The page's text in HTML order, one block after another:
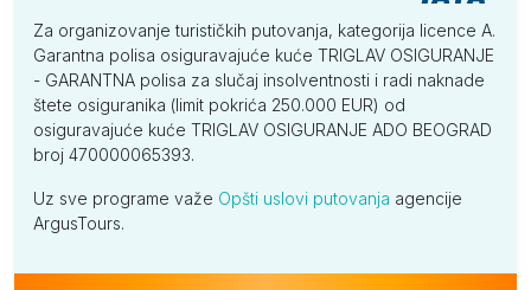
Za organizovanje turističkih putovanja, kategorija licence A.
Garantna polisa osiguravajuće kuće TRIGLAV OSIGURANJE
- GARANTNA polisa za slučaj insolventnosti i radi naknade
štete osiguranika (limit pokrića 250.000 EUR) od
osiguravajuće kuće TRIGLAV OSIGURANJE ADO BEOGRAD
broj 470000065393.
Uz sve programe važe Opšti uslovi putovanja agencije
ArgusTours.